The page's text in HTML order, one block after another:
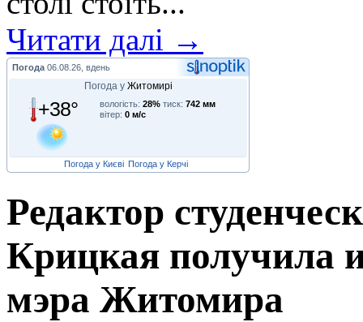
Читати далі →
Погода 06.08.26, вдень
Погода у Житомирі
+38° вологість: 28% тиск: 742 мм
вітер: 0 м/с
Погода у Києві Погода у Керчі
Редактор
Крицкая получила
мэра Житомира